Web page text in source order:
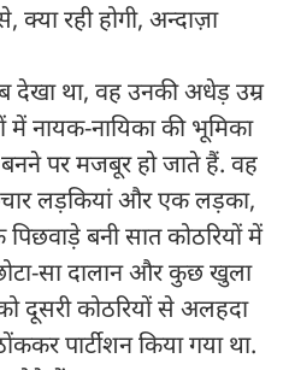
रही होगी, अन्दाज़ा
था, वह उनकी अधेड़ उम्र
नायक-नायिका की भूमिका
बनने पर मजबूर हो जाते हैं. वह
लड़कियां और एक लड़का,
बनी सात कोठरियों में
सा दालान और कुछ खुला
दूसरी कोठरियों से अलहदा
पार्टीशन किया गया था.